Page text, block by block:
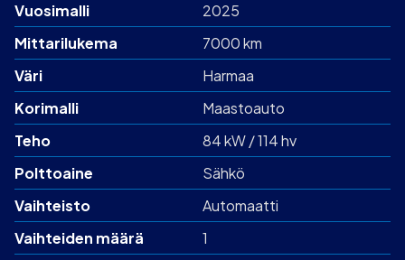
Vuosimalli
2025
Mittarilukema
7000 km
Väri
Harmaa
Korimalli
Maastoauto
Teho
84 kW / 114 hv
Polttoaine
Sähkö
Vaihteisto
Automaatti
Vaihteiden määrä
1